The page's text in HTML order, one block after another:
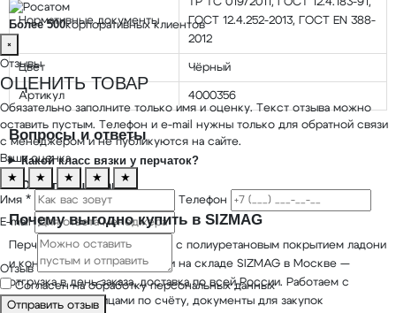
Нормативные документы
ГОСТ 12.4.252-2013, ГОСТ EN 388-
2012
Цвет Чёрный
Артикул 4000356
Вопросы и ответы
Какой класс вязки у перчаток?
От чего защищают?
Почему выгодно купить в SIZMAG
Перчатки из смесовой пряжи с полиуретановым покрытием ладони
и кончиков пальцев в наличии на складе SIZMAG в Москве —
отгрузка в день заказа, доставка по всей России. Работаем с
юридическими лицами по счёту, документы для закупок
Более 500корпоративных клиентов
×
Отзывы
ОЦЕНИТЬ ТОВАР
Обязательно заполните только имя и оценку. Текст отзыва можно
оставить пустым. Телефон и e-mail нужны только для обратной связи
с менеджером и не публикуются на сайте.
Ваша оценка
★
★ ★ ★
★
Имя *
Телефон
E-mail
Отзыв
Согласен на обработку персональных данных
Отправить отзыв